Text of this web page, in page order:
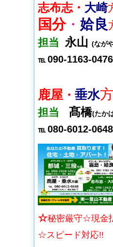
志布志・ 大崎
国分・ 姶良
担当 永山 (なが
℡ 090-1163-0476
鹿屋 ・ 垂水
担当 髙橋(たか
℡ 080-6012-0648
☆秘密厳守☆現金
☆スピード対応!!